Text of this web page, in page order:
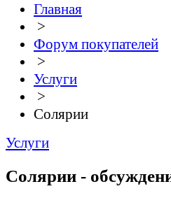
Главная
>
Форум покупателей
>
Услуги
>
Солярии
Услуги
Солярии -